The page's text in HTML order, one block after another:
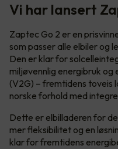
Vi har lansert
Zaptec Go 2 er en
som passer alle elbiler og
Den er klar for
miljøvennlig energibruk
(V2G) – fremtidens toveis
norske forhold med
Dette er elbilladeren for
mer fleksibilitet og en
klar for fremtidens